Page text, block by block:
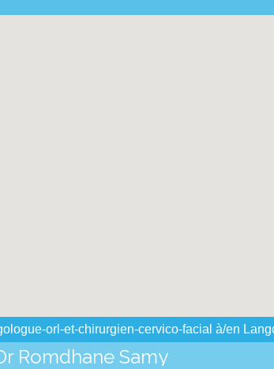
orl-et-chirurgien-cervico-facial à/en
Romdhane Samy